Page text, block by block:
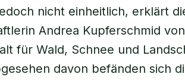
nicht einheitlich, erklärt
Andrea Kupferschmid
für Wald, Schnee und
davon befänden sich